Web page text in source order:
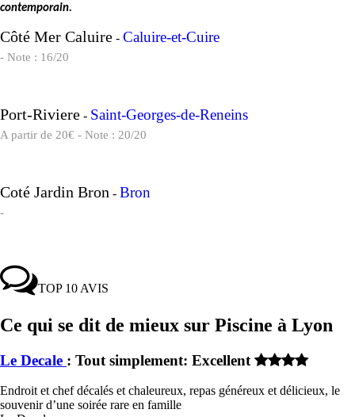
contemporain.
Côté Mer Caluire - Caluire-et-Cuire
- Note : 16/20
Port-Riviere - Saint-Georges-de-Reneins
A partir de 20€ - Note : 20/20
Coté Jardin Bron - Bron
-
TOP 10 AVIS
Ce qui se dit de mieux sur Piscine à Lyon
Le Decale : Tout simplement: Excellent
Endroit et chef décalés et chaleureux, repas généreux et délicieux, le
souvenir d’une soirée rare en famille